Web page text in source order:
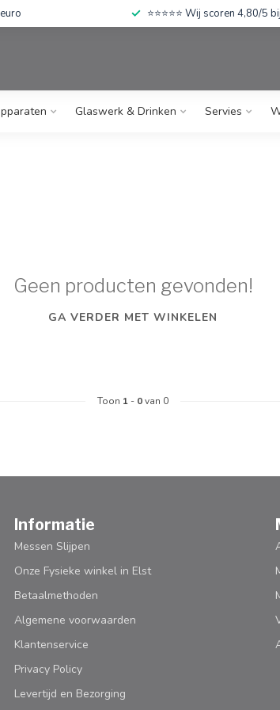
⭐⭐⭐⭐⭐ Wij scoren 4,80/5
Glaswerk & Drinken Servies
Geen producten gevonden!
GA VERDER MET WINKELEN
Toon 1 - 0van 0
Informatie
Messen Slijpen
Onze Fysieke winkel in Elst
Betaalmethoden
Algemene voorwaarden
Klantenservice
Privacy Policy
Levertijd en Bezorging